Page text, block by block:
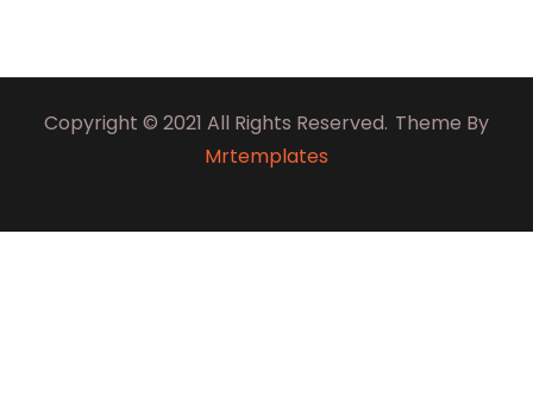
Copyright © 2021 All Rights Reserved. Theme By
Mrtemplates